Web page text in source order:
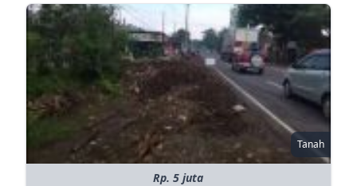
Tanah
Rp. 5 juta